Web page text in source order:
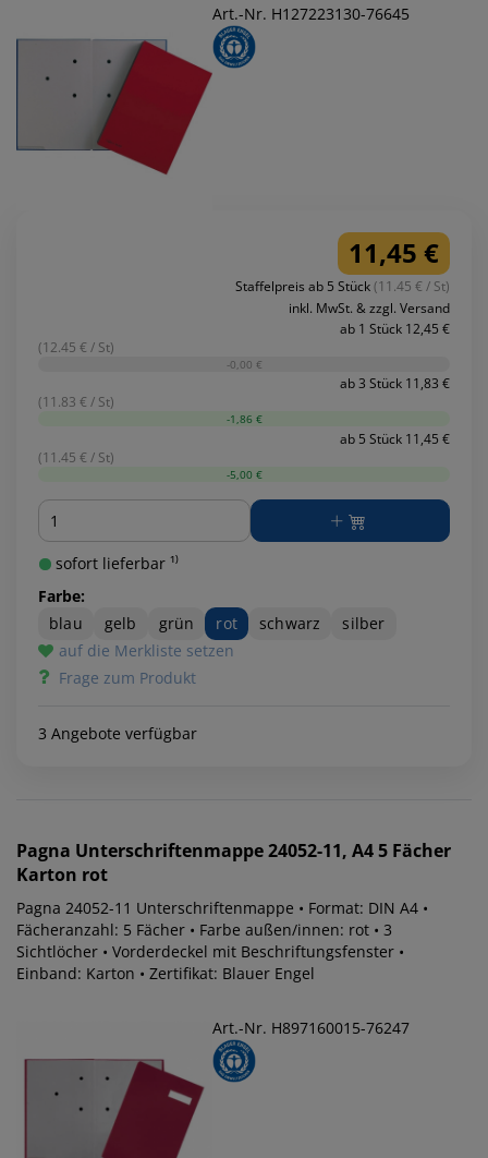
Art.-Nr. H127223130-76645
11,45 €
Staffelpreis ab 5 Stück(11.45 € / St)
inkl. MwSt. & zzgl. Versand
ab 1 Stück 12,45 €
(12.45 € / St)
-0,00 €
ab 3 Stück 11,83 €
(11.83 € / St)
-1,86 €
ab 5 Stück 11,45 €
(11.45 € / St)
-5,00 €
Menge
sofort lieferbar ¹⁾
Farbe:
blau
gelb grün rot schwarz
silber
auf die Merkliste setzen
Frage zum Produkt
3 Angebote verfügbar
Pagna Unterschriftenmappe 24052-11, A4 5 Fächer
Karton rot
Pagna 24052-11 Unterschriftenmappe • Format: DIN A4 •
Fächeranzahl: 5 Fächer • Farbe außen/innen: rot • 3
Sichtlöcher • Vorderdeckel mit Beschriftungsfenster •
Einband: Karton • Zertifikat: Blauer Engel
Art.-Nr. H897160015-76247